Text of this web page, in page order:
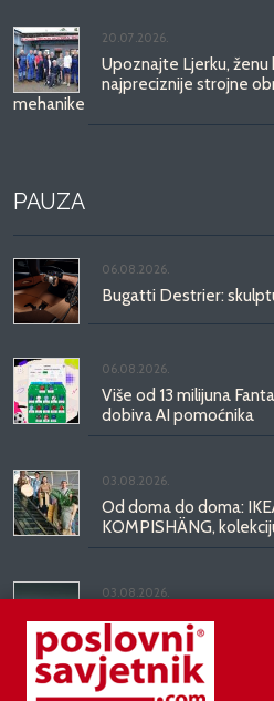
20.07.2026.
Upoznajte Ljerku, ženu
najpreciznije strojne
mehanike
PAUZA
06.08.2026.
Bugatti Destrier:
06.08.2026.
Više od 13 milijuna
dobiva AI pomoćnika
03.08.2026.
Od doma do doma:
KOMPISHÄNG,
03.08.2026.
Kineski BYD predstavio
Mercedesove S-
kilometara